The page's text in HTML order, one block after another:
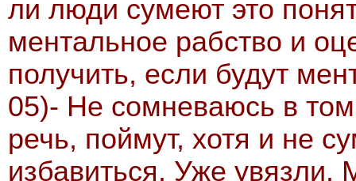
ли люди сумеют это
ментальное рабство и
получить, если будут
05)- Не сомневаюсь в
речь, поймут, хотя и не
избавиться. Уже увязли.